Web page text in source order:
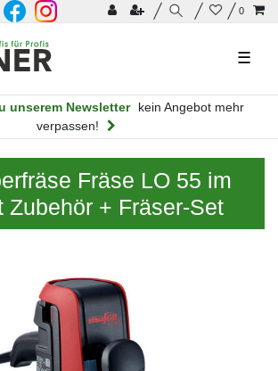
0
☰
unserem Newsletter
kein Angebot mehr
verpassen!
Fräse LO 55 im
Zubehör + Fräser-Set